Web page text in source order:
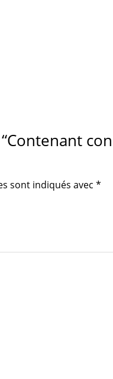
sont indiqués avec*